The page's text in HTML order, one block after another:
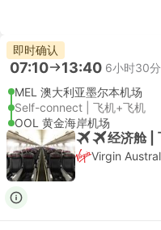
即时确认
07:10 13:40 6小时30
MEL 澳大利亚墨尔本机场
Self-connect | 飞机+飞机
OOL 黄金海岸机场
经济舱 |
Virgin